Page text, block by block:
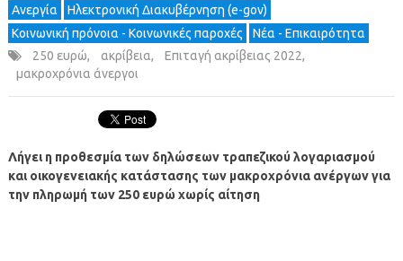
Ανεργία
Ηλεκτρονική Διακυβέρνηση (e-gov)
Κοινωνική πρόνοια - Κοινωνικές παροχές
Νέα - Επικαιρότητα
250 ευρώ, ακρίβεια, Επιταγή ακρίβειας 2022,
μακροχρόνια άνεργοι
Λήγει η προθεσμία των δηλώσεων τραπεζικού λογαριασμού
και οικογενειακής κατάστασης των μακροχρόνια ανέργων για
την πληρωμή των 250 ευρώ χωρίς αίτηση